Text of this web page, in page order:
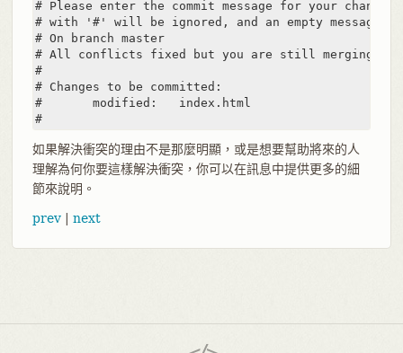
# Please enter the commit message for your
# with '#' will be ignored, and an empty message
# On branch master
# All conflicts fixed but you are still merging.
#
# Changes to be committed:
#	modified:   index.html
#
如果解決衝突的理由不是那麼明顯，或是想要幫助將來的人
理解為何你要這樣解決衝突，你可以在訊息中提供更多的細
節來說明。
prev| next